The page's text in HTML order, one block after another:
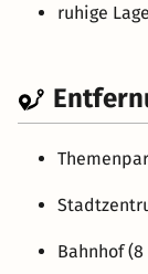
ruhige Lage
Bahnhof (8